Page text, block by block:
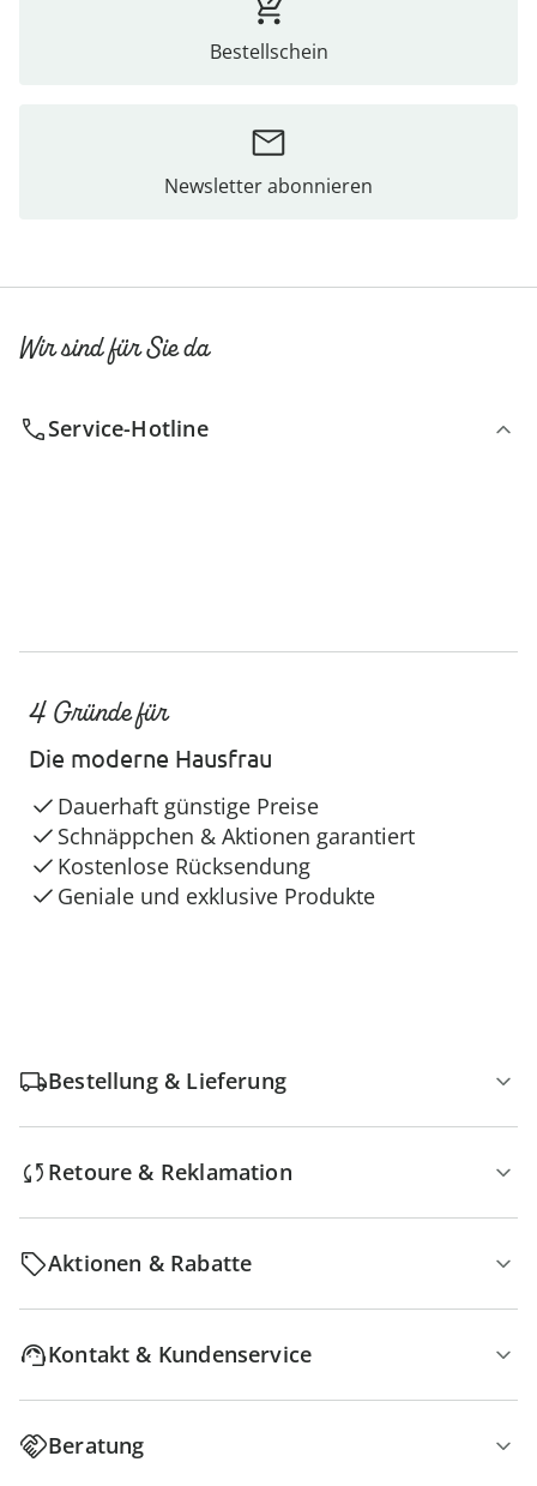
Bestellschein
Newsletter abonnieren
Wir sind für Sie da
Service-Hotline
4 Gründe für
Die moderne Hausfrau
Dauerhaft günstige Preise
Schnäppchen & Aktionen garantiert
Kostenlose Rücksendung
Geniale und exklusive Produkte
Bestellung & Lieferung
Retoure & Reklamation
Aktionen & Rabatte
Kontakt & Kundenservice
Beratung